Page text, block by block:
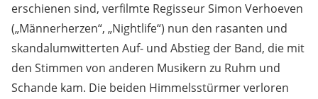
erschienen sind, verfilmte Regisseur Simon Verhoeven
(„Männerherzen“, „Nightlife“) nun den rasanten und
skandalumwitterten Auf- und Abstieg der Band, die mit
den Stimmen von anderen Musikern zu Ruhm und
Schande kam. Die beiden Himmelsstürmer verloren